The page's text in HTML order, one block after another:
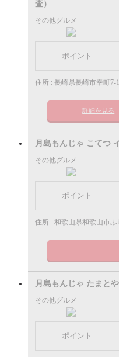
査）
その他グルメ
ポイント
住所 : 長崎県長崎市幸町7-
詳細を見る
月島もんじゃ こてつ
その他グルメ
ポイント
住所 : 和歌山県和歌山市
月島もんじゃ たまと
その他グルメ
ポイント